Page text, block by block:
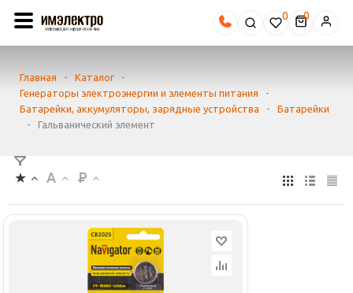
0
Главная - Каталог
-
Генераторы электроэнергии и элементы питания
-
Батарейки, аккумуляторы, зарядные устройства
-
Батарейки
-
Гальванический элемент